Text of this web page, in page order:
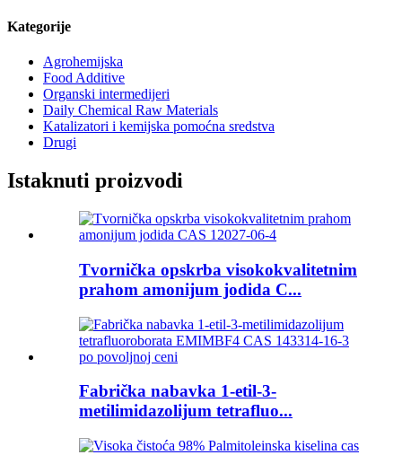
Kategorije
Agrohemijska
Food Additive
Organski intermedijeri
Daily Chemical Raw Materials
Katalizatori i kemijska pomoćna sredstva
Drugi
Istaknuti proizvodi
Tvornička opskrba visokokvalitetnim
prahom amonijum jodida C...
Fabrička nabavka 1-etil-3-
metilimidazolijum tetrafluo...